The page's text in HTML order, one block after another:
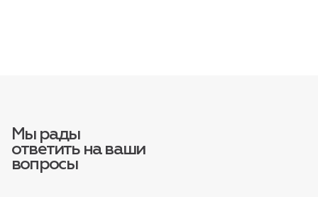
Мы рады
ответить на ваши
вопросы